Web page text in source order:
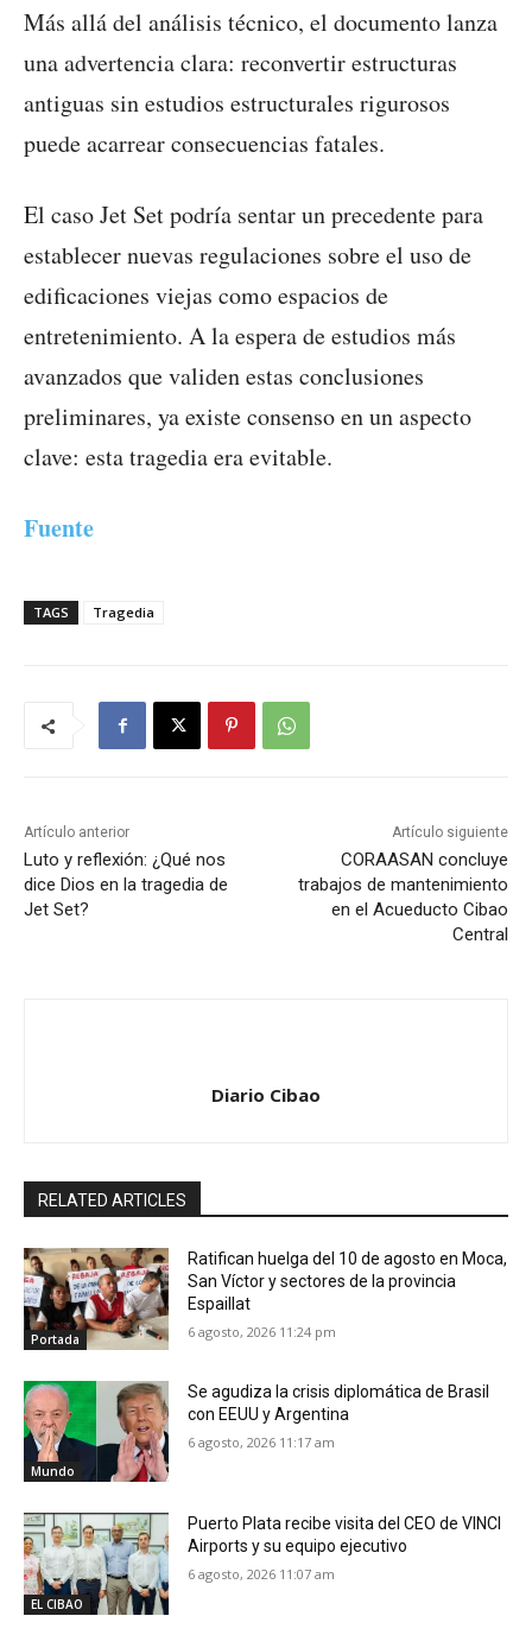
Más allá del análisis técnico, el documento lanza
una advertencia clara: reconvertir estructuras
antiguas sin estudios estructurales rigurosos
puede acarrear consecuencias fatales.
El caso Jet Set podría sentar un precedente para
establecer nuevas regulaciones sobre el uso de
edificaciones viejas como espacios de
entretenimiento. A la espera de estudios más
avanzados que validen estas conclusiones
preliminares, ya existe consenso en un aspecto
clave: esta tragedia era evitable.
Fuente
TAGS Tragedia
Artículo anterior
Luto y reflexión: ¿Qué nos
dice Dios en la tragedia de
Jet Set?
Artículo siguiente
CORAASAN concluye
trabajos de mantenimiento
en el Acueducto Cibao
Central
Diario Cibao
RELATED ARTICLES
Portada
Ratifican huelga del 10 de agosto en Moca,
San Víctor y sectores de la provincia
Espaillat
6 agosto, 2026 11:24 pm
Mundo
Se agudiza la crisis diplomática de Brasil
con EEUU y Argentina
6 agosto, 2026 11:17 am
EL CIBAO
Puerto Plata recibe visita del CEO de VINCI
Airports y su equipo ejecutivo
6 agosto, 2026 11:07 am